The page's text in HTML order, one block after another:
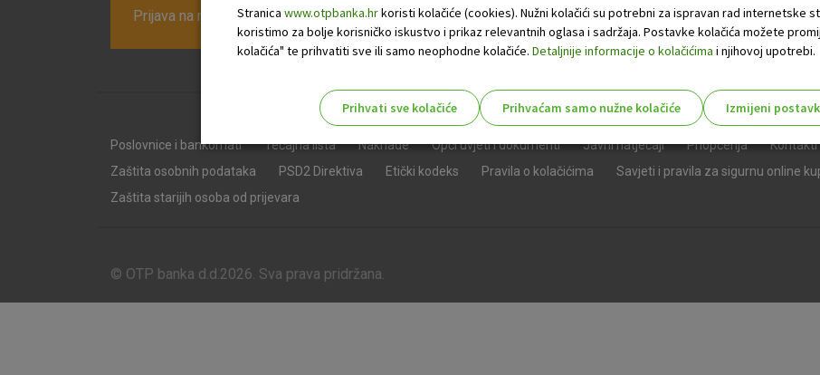
Prijava na newsletter OTP banke
Poslovnice i bankomati Tečajna lista Naknade Opći uvjeti i dokumenti Javni natječaji Priopćenja
Kontakti
Zaštita osobnih podataka
PSD2 Direktiva Etički kodeks Pravila o kolačićima
Savjeti i pravila za sigurnu online
Zaštita starijih osoba od prijevara
© OTP banka d.d.2026. Sva prava pridržana.
Stranica www.otpbanka.hrkoristi kolačiće (cookies). Nužni kolačići su potrebni za ispravan rad internetske
koristimo za bolje korisničko iskustvo i prikaz relevantnih oglasa i sadržaja. Postavke kolačića možete
kolačića" te prihvatiti sve ili samo neophodne kolačiće. Detaljnije informacije o kolačićima i njihovoj upotrebi.
Prihvati sve kolačiće Prihvaćam samo nužne kolačiće
Izmijeni